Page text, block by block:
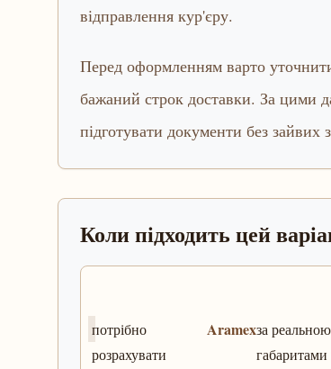
відправлення кур'єру.
Перед оформленням варто
бажаний строк доставки. За цими
підготувати документи без зайвих
Коли підходить цей
потрібно
розрахувати
Aramexза